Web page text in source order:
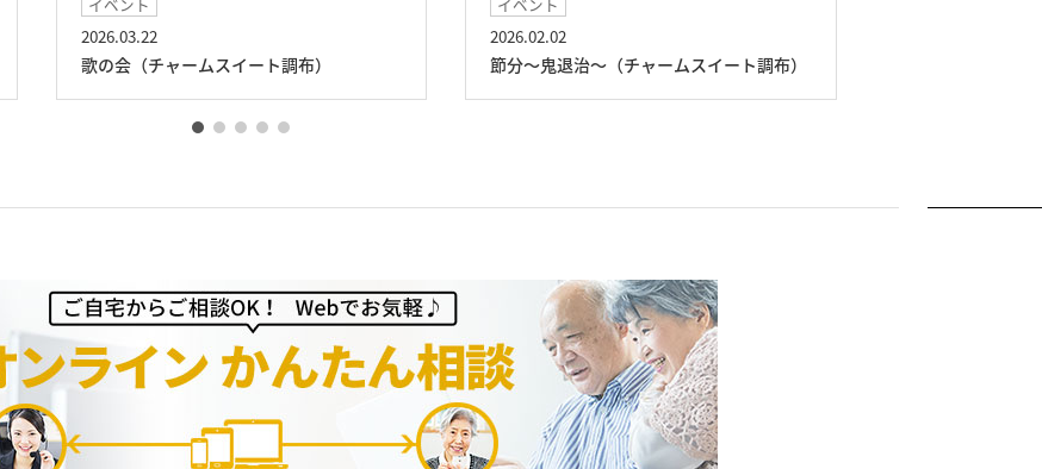
2026.03.22
歌の会（チャームスイート調布）
2026.02.02
節分～鬼退治～（チャームスイート調布）